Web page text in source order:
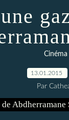
Cinéma
13.01.2015
Par